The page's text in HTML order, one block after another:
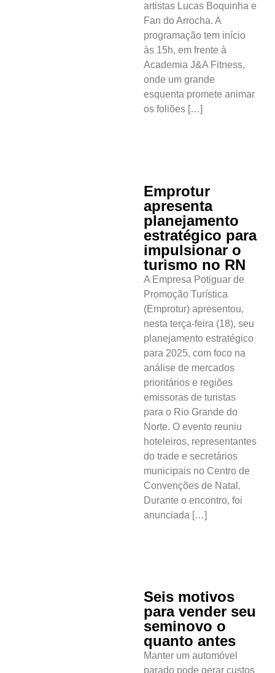
artistas Lucas Boquinha e
Fan do Arrocha. A
programação tem início
às 15h, em frente à
Academia J&A Fitness,
onde um grande
esquenta promete animar
os foliões […]
Emprotur
apresenta
planejamento
estratégico para
impulsionar o
turismo no RN
A Empresa Potiguar de
Promoção Turística
(Emprotur) apresentou,
nesta terça-feira (18), seu
planejamento estratégico
para 2025, com foco na
análise de mercados
prioritários e regiões
emissoras de turistas
para o Rio Grande do
Norte. O evento reuniu
hoteleiros, representantes
do trade e secretários
municipais no Centro de
Convenções de Natal.
Durante o encontro, foi
anunciada […]
Seis motivos
para vender seu
seminovo o
quanto antes
Manter um automóvel
parado pode gerar custos